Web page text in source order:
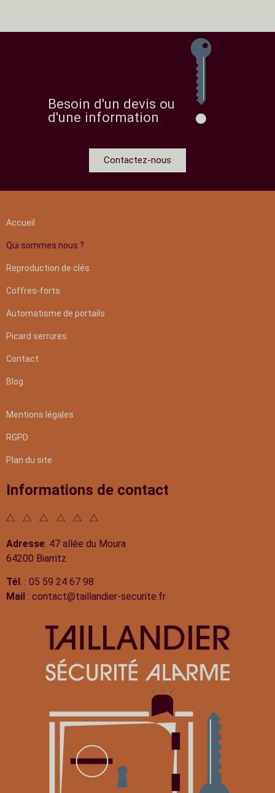
Besoin d'un devis ou
d'une information
Contactez-nous
Accueil
Qui sommes nous ?
Reproduction de clés
Coffres-forts
Automatisme de portails
Picard serrures
Contact
Blog
Mentions légales
RGPD
Plan du site
Informations de contact
Adresse: 47 allée du Moura
64200 Biarritz
Tél. : 05 59 24 67 98
Mail : contact@taillandier-securite.fr